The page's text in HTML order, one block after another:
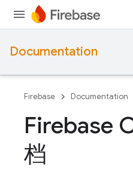
Documentation
Firebase Documentation
Firebase
档